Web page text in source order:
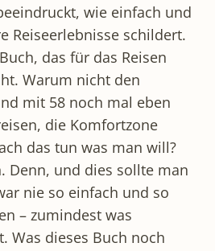
wie einfach und
Reiseerlebnisse schildert.
das für das Reisen
Warum nicht den
mit 58 noch mal eben
die Komfortzone
das tun was man will?
Denn, und dies sollte man
nie so einfach und so
– zumindest was
Was dieses Buch noch